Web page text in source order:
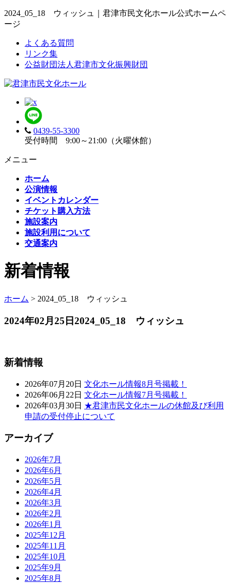
2024_05_18 ウィッシュ｜君津市民文化ホール公式ホームペ
ージ
よくある質問
リンク集
公益財団法人君津市文化振興財団
0439-55-3300
受付時間 9:00～21:00（火曜休館）
メニュー
ホーム
公演情報
イベントカレンダー
チケット購入方法
施設案内
施設利用について
交通案内
新着情報
ホーム > 2024_05_18 ウィッシュ
2024年02月25日2024_05_18 ウィッシュ
新着情報
2026年07月20日 文化ホール情報8月号掲載！
2026年06月22日 文化ホール情報7月号掲載！
2026年03月30日 ★君津市民文化ホールの休館及び利用
申請の受付停止について
アーカイブ
2026年7月
2026年6月
2026年5月
2026年4月
2026年3月
2026年2月
2026年1月
2025年12月
2025年11月
2025年10月
2025年9月
2025年8月